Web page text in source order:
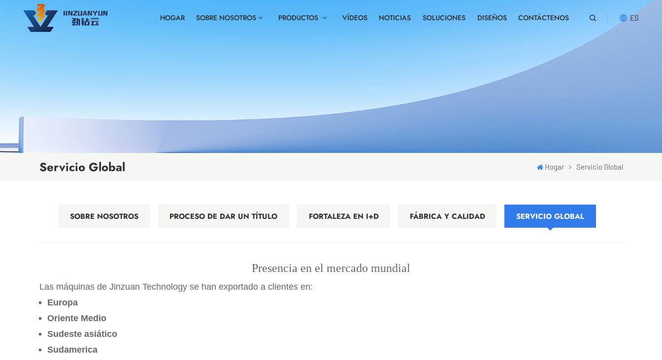
HOGAR SOBRE NOSOTROS PRODUCTOS VÍDEOS NOTICIAS SOLUCIONES DISEÑOS CONTÁCTENOS ES
العربية
Servicio Global Hogar Servicio Global
SOBRE NOSOTROS PROCESO DE DAR UN TÍTULO FORTALEZA EN I+D FÁBRICA Y CALIDAD SERVICIO GLOBAL
Presencia en el mercado mundial
Las máquinas de Jinzuan Technology se han exportado a clientes en:
Europa
Oriente Medio
Sudeste asiático
Sudamerica